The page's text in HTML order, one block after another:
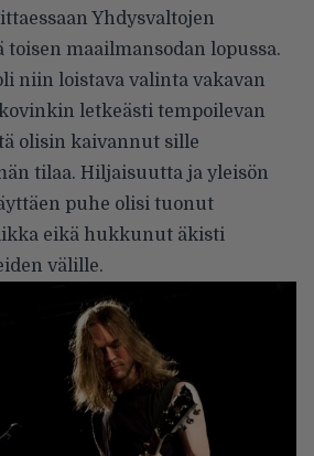
Yhdysvaltojen
toisen maailmansodan lopussa.
niin loistava valinta vakavan
letkeästi tempoilevan
olisin kaivannut sille
tilaa. Hiljaisuutta ja yleisön
puhe olisi tuonut
eikä hukkunut äkisti
välille.